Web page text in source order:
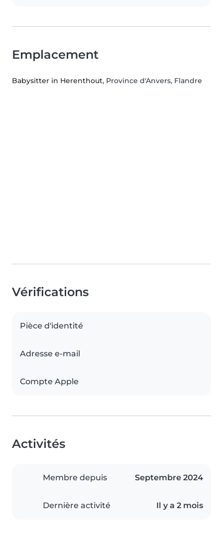
Emplacement
Babysitter in Herenthout, Province d'Anvers, Flandre
Vérifications
Pièce d'identité
Adresse e-mail
Compte Apple
Activités
Membre depuis Septembre 2024
Dernière activité Il y a 2 mois